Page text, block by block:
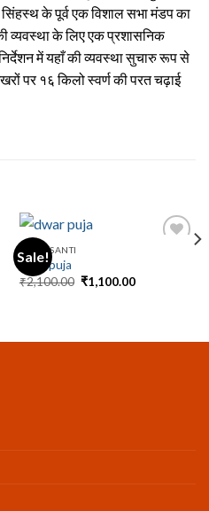
सिंहस्थ के पूर्व एक विशाल सभा मंडप का
व्यवस्था के लिए एक प्रशासनिक
में यहाँ की व्यवस्था सुचारु रूप से
पर १६ किलो स्वर्ण की परत चढ़ाई
Sale!
RAHU SANTI
dwar puja
₹2,100.00 Original
price
₹1,100.00Current